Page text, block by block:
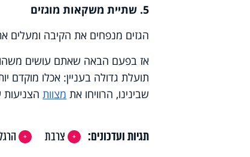
5. שתיית משקאות מוגזים
הגזים מנפחים את הקיבה ומעלים
אז בפעם הבאה שאתם עושים משהו
תועלת גדולה בעניין: אכלו מוקדם
שבינינו, הרוויחו את מצוותהצניעות
תגיות ועדכונים: צרבת